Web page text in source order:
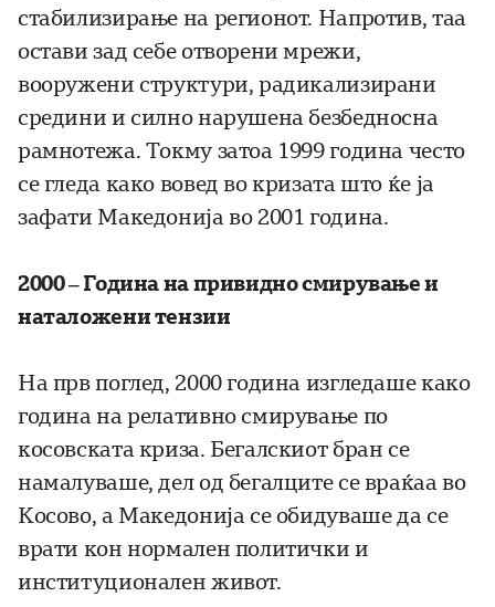
стабилизирање на регионот. Напротив, таа
остави зад себе отворени мрежи,
вооружени структури, радикализирани
средини и силно нарушена безбедносна
рамнотежа. Токму затоа 1999 година често
се гледа како вовед во кризата што ќе ја
зафати Македонија во 2001 година.
2000 – Година на привидно смирување и
наталожени тензии
На прв поглед, 2000 година изгледаше како
година на релативно смирување по
косовската криза. Бегалскиот бран се
намалуваше, дел од бегалците се враќаа во
Косово, а Македонија се обидуваше да се
врати кон нормален политички и
институционален живот.